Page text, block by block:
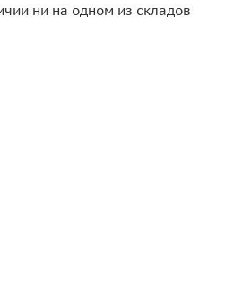
ни на одном из складов